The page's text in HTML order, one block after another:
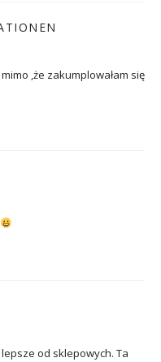
,że zakumplowałam się
od sklepowych. Ta